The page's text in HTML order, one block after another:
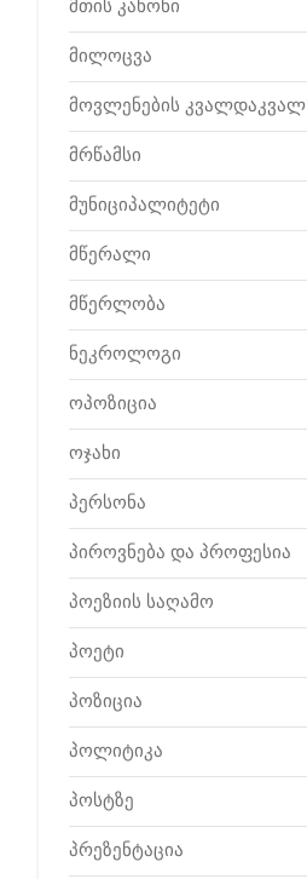
მთის კანონი
მილოცვა
მოვლენების კვალდაკვალ
მრწამსი
მუნიციპალიტეტი
მწერალი
მწერლობა
ნეკროლოგი
ოპოზიცია
ოჯახი
პერსონა
პიროვნება და პროფესია
პოეზიის საღამო
პოეტი
პოზიცია
პოლიტიკა
პოსტზე
პრეზენტაცია